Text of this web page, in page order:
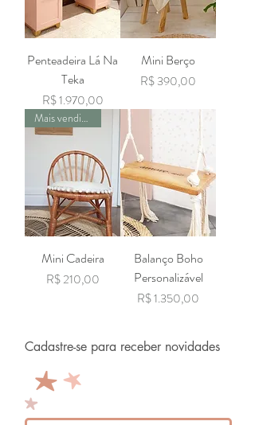
Penteadeira Lá Na
Teka
Preço
R$ 1.970,00
Mini Berço
Preço
R$ 390,00
Mais vendido
Mini Cadeira
Preço
R$ 210,00
Balanço Boho
Personalizável
Preço
R$ 1.350,00
Cadastre-se para receber novidades